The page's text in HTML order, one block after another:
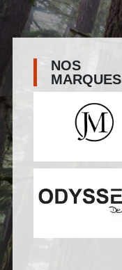
NOS
MARQUES